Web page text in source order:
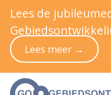
Lees de
Lees meer →